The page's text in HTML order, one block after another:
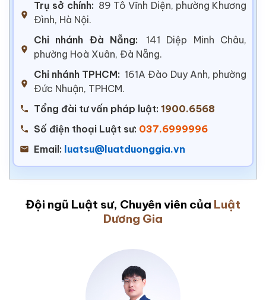
Trụ sở chính: 89 Tô Vĩnh Diện, phường Khương
Đình, Hà Nội.
Chi nhánh Đà Nẵng:
141 Diệp Minh Châu,
phường Hoà Xuân, Đà Nẵng.
Chi nhánh TPHCM: 161A Đào Duy Anh, phường
Đức Nhuận, TPHCM.
Tổng đài tư vấn pháp luật: 1900.6568
Số điện thoại Luật sư: 037.6999996
Email: luatsu@luatduonggia.vn
Đội ngũ Luật sư, Chuyên viên của Luật
Dương Gia